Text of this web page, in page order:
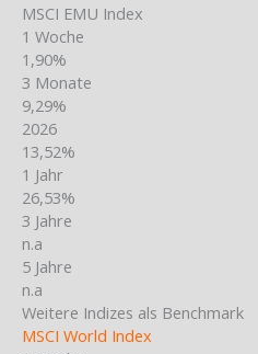
MSCI EMU Index
1 Woche
1,90%
3 Monate
9,29%
2026
13,52%
1 Jahr
26,53%
3 Jahre
n.a
5 Jahre
n.a
Weitere Indizes als Benchmark
MSCI World Index